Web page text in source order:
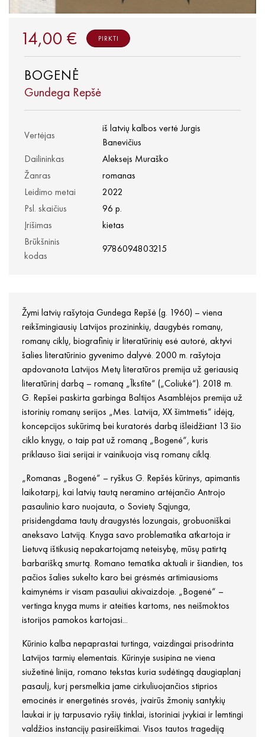
BOGENĖ
Gundega Repšė
Vertėjas
iš latvių kalbos vertė Jurgis
Banevičius
Dailininkas
Aleksejs Muraško
Žanras
romanas
Leidimo metai
2022
Psl. skaičius
96 p.
Įrišimas
kietas
Brūkšninis
kodas
9786094803215
14,00 € PIRKTI
Žymi latvių rašytoja Gundega Repšė (g. 1960) – viena
reikšmingiausių Latvijos prozininkių, daugybės romanų,
romanų ciklų, biografinių ir literatūrinių esė autorė, aktyvi
šalies literatūrinio gyvenimo dalyvė. 2000 m. rašytoja
apdovanota Latvijos Metų literatūros premija už geriausią
literatūrinį darbą – romaną „Īkstīte“ („Coliukė“). 2018 m.
G. Repšei paskirta garbinga Baltijos Asamblėjos premija už
istorinių romanų serijos „Mes. Latvija, XX šimtmetis“ idėją,
koncepcijos sukūrimą bei kuratorės darbą išleidžiant 13 šio
ciklo knygų, o taip pat už romaną „Bogenė“, kuris
priklauso šiai serijai ir vainikuoja visą romanų ciklą.
„Romanas „Bogenė“ – ryškus G. Repšės kūrinys, apimantis
laikotarpį, kai latvių tautą neramino artėjančio Antrojo
pasaulinio karo nuojauta, o Sovietų Sąjunga,
prisidengdama tautų draugystės lozungais, grobuoniškai
aneksavo Latviją. Knyga savo problematika atkartoja ir
Lietuvą ištikusią nepakartojamą neteisybę, mūsų patirtą
barbarišką smurtą. Romano tematika aktuali ir šiandien, tos
pačios šalies sukelto karo bei grėsmės artimiausioms
kaimynėms ir visam pasauliui akivaizdoje. „Bogenė“ –
vertinga knyga mums ir ateities kartoms, nes neišmoktos
istorijos pamokos kartojasi...
Kūrinio kalba nepaprastai turtinga, vaizdingai prisodrinta
Latvijos tarmių elementais. Kūrinyje susipina ne viena
siužetinė linija, romano tekstas kuria sudėtingą daugiaplanį
pasaulį, kurį persmelkia jame cirkuliuojančios stiprios
emocinės ir energetinės srovės, įvairūs žmonių santykių
laukai ir jų tarpusavio ryšių tinklai, istoriniai įvykiai ir lemtingi
valdžios instancijų pasireiškimai. Visos tautos tragediją